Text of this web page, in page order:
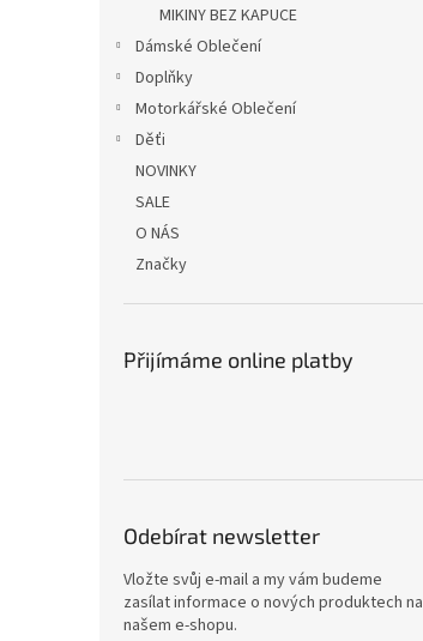
MIKINY BEZ KAPUCE
Dámské Oblečení
Doplňky
Motorkářské Oblečení
Děťi
NOVINKY
SALE
O NÁS
Značky
Přijímáme online platby
Odebírat newsletter
Vložte svůj e-mail a my vám budeme
zasílat informace o nových produktech na
našem e-shopu.